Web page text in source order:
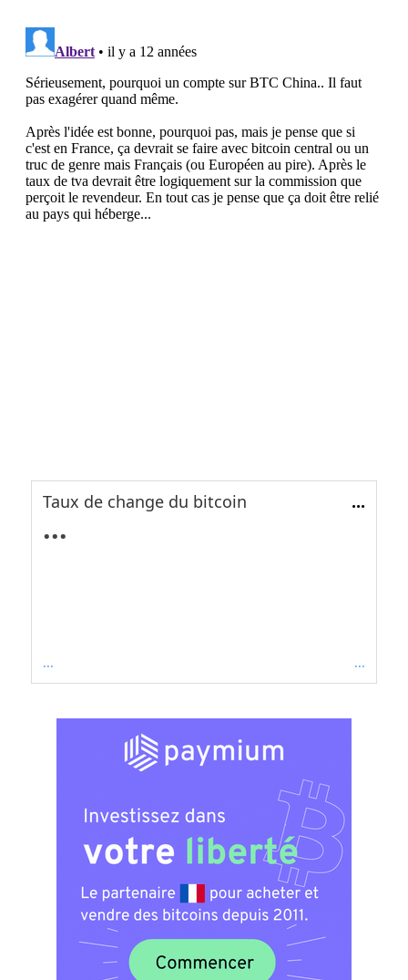
Taux de change du bitcoin ...
...
... ...